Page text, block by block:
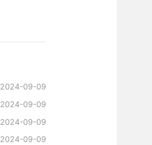
2024-09-09
2024-09-09
2024-09-09
2024-09-09